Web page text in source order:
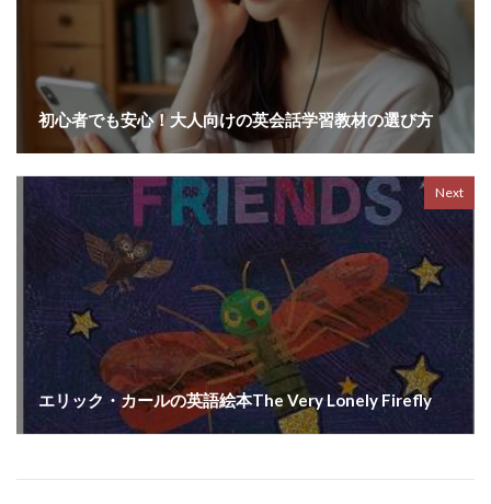
初心者でも安心！大人向けの英会話学習教材の選び方
Next
エリック・カールの英語絵本The Very Lonely Firefly